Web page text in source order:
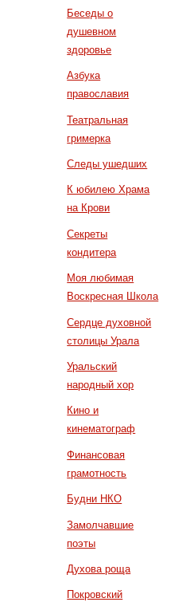
Беседы о
душевном
здоровье
Азбука
православия
Театральная
гримерка
Следы ушедших
К юбилею Храма
на Крови
Секреты
кондитера
Моя любимая
Воскресная Школа
Сердце духовной
столицы Урала
Уральский
народный хор
Кино и
кинематограф
Финансовая
грамотность
Будни НКО
Замолчавшие
поэты
Духова роща
Покровский